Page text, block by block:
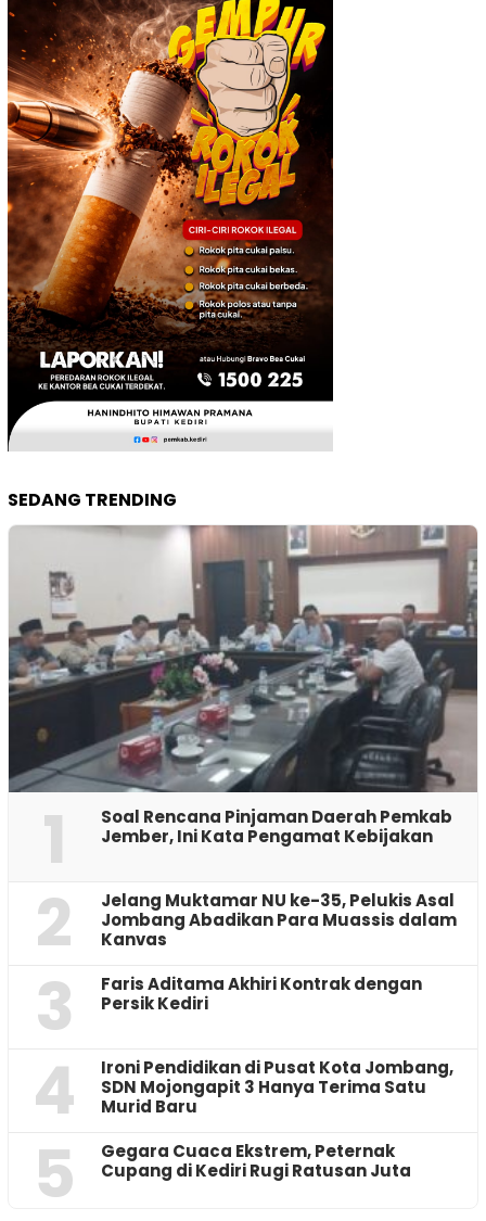
SEDANG TRENDING
1
‎Soal Rencana Pinjaman Daerah Pemkab
Jember, Ini Kata Pengamat Kebijakan ‎
2
Jelang Muktamar NU ke-35, Pelukis Asal
Jombang Abadikan Para Muassis dalam
Kanvas
3
Faris Aditama Akhiri Kontrak dengan
Persik Kediri
4
Ironi Pendidikan di Pusat Kota Jombang,
SDN Mojongapit 3 Hanya Terima Satu
Murid Baru
5
‎Gegara Cuaca Ekstrem, Peternak
Cupang di Kediri Rugi Ratusan Juta